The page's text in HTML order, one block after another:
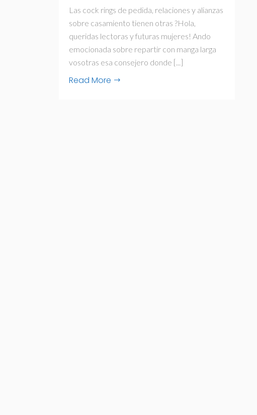
Las cock rings de pedida, relaciones y alianzas
sobre casamiento tienen otras ?Hola,
queridas lectoras y futuras mujeres! Ando
emocionada sobre repartir con manga larga
vosotras esa consejero donde [...]
Read More